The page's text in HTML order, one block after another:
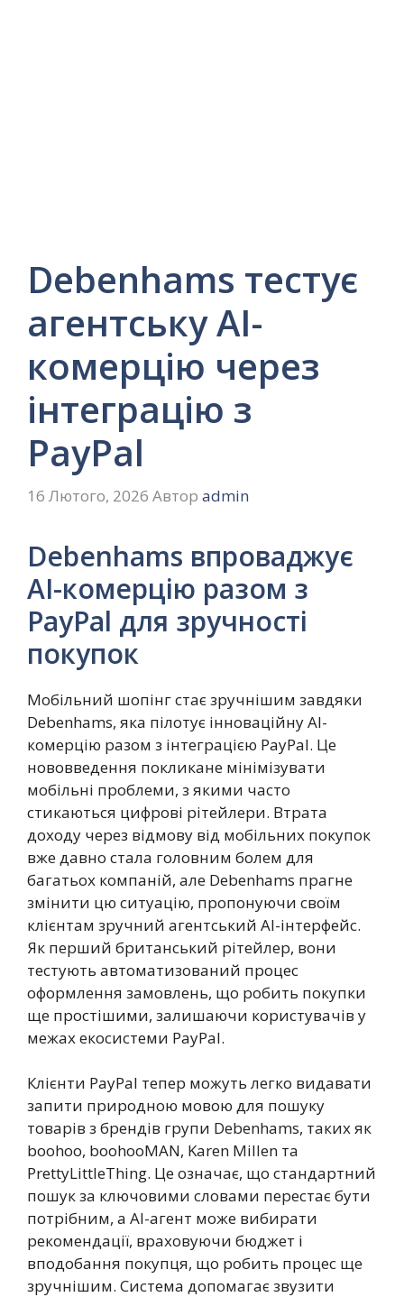
Debenhams тестує
агентську AI-
комерцію через
інтеграцію з
PayPal
16 Лютого, 2026 Автор admin
Debenhams впроваджує
AI-комерцію разом з
PayPal для зручності
покупок
Мобільний шопінг стає зручнішим завдяки
Debenhams, яка пілотує інноваційну AI-
комерцію разом з інтеграцією PayPal. Це
нововведення покликане мінімізувати
мобільні проблеми, з якими часто
стикаються цифрові рітейлери. Втрата
доходу через відмову від мобільних покупок
вже давно стала головним болем для
багатьох компаній, але Debenhams прагне
змінити цю ситуацію, пропонуючи своїм
клієнтам зручний агентський AI-інтерфейс.
Як перший британський рітейлер, вони
тестують автоматизований процес
оформлення замовлень, що робить покупки
ще простішими, залишаючи користувачів у
межах екосистеми PayPal.
Клієнти PayPal тепер можуть легко видавати
запити природною мовою для пошуку
товарів з брендів групи Debenhams, таких як
boohoo, boohooMAN, Karen Millen та
PrettyLittleThing. Це означає, що стандартний
пошук за ключовими словами перестає бути
потрібним, а AI-агент може вибирати
рекомендації, враховуючи бюджет і
вподобання покупця, що робить процес ще
зручнішим. Система допомагає звузити